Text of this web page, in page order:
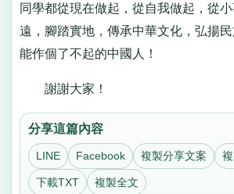
同學都從現在做起，從自我做起，從
遠，腳踏實地，傳承中華文化，弘揚
能作個了不起的中國人！
謝謝大家！
分享這篇內容
LINE Facebook 複製分享文案
下載TXT 複製全文